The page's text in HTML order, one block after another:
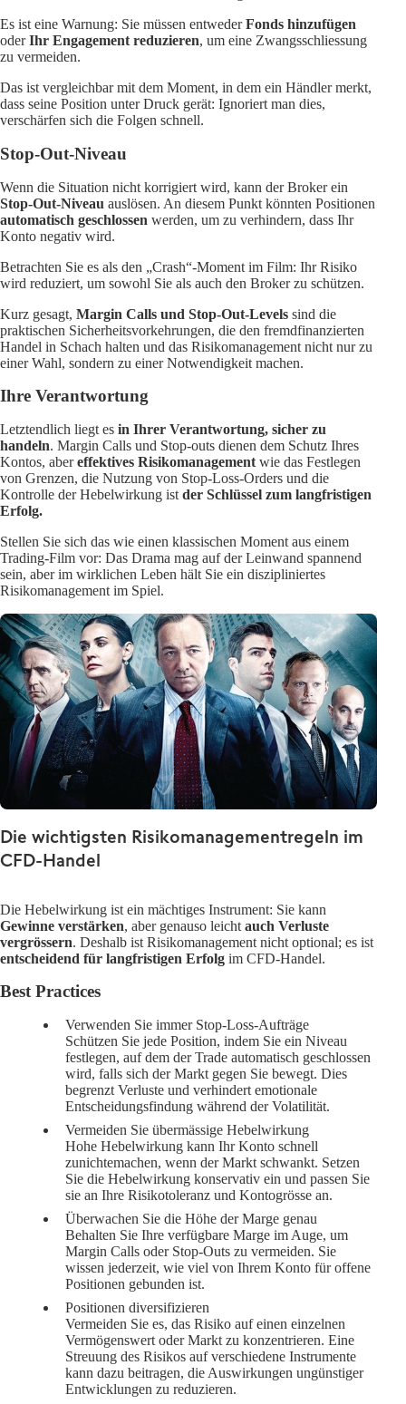
Es ist eine Warnung: Sie müssen entwederFonds hinzufügen
oderIhr Engagement reduzieren, um eine Zwangsschliessung
zu vermeiden.
Das ist vergleichbar mit dem Moment, in dem ein Händler merkt,
dass seine Position unter Druck gerät: Ignoriert man dies,
verschärfen sich die Folgen schnell.
Stop-Out-Niveau
Wenn die Situation nicht korrigiert wird, kann der Broker ein
Stop-Out-Niveau auslösen. An diesem Punkt könnten Positionen
automatisch geschlossen werden, um zu verhindern, dass Ihr
Konto negativ wird.
Betrachten Sie es als den „Crash“-Moment im Film: Ihr Risiko
wird reduziert, um sowohl Sie als auch den Broker zu schützen.
Kurz gesagt, Margin Calls und Stop-Out-Levels sind die
praktischen Sicherheitsvorkehrungen, die den fremdfinanzierten
Handel in Schach halten und das Risikomanagement nicht nur zu
einer Wahl, sondern zu einer Notwendigkeit machen.
Ihre Verantwortung
Letztendlich liegt es in Ihrer Verantwortung, sicher zu
handeln. Margin Calls und Stop-outs dienen dem Schutz Ihres
Kontos, abereffektives Risikomanagement wie das Festlegen
von Grenzen, die Nutzung von Stop-Loss-Orders und die
Kontrolle der Hebelwirkung ist der Schlüssel zum langfristigen
Erfolg.
Stellen Sie sich das wie einen klassischen Moment aus einem
Trading-Film vor: Das Drama mag auf der Leinwand spannend
sein, aber im wirklichen Leben hält Sie ein diszipliniertes
Risikomanagement im Spiel.
Die wichtigsten Risikomanagementregeln im
CFD-Handel
Die Hebelwirkung ist ein mächtiges Instrument: Sie kann
Gewinne verstärken, aber genauso leicht auch Verluste
vergrössern. Deshalb ist Risikomanagement nicht optional; es ist
entscheidend für langfristigen Erfolg im CFD-Handel.
Best Practices
Verwenden Sie immer Stop-Loss-Aufträge
Schützen Sie jede Position, indem Sie ein Niveau
festlegen, auf dem der Trade automatisch geschlossen
wird, falls sich der Markt gegen Sie bewegt. Dies
begrenzt Verluste und verhindert emotionale
Entscheidungsfindung während der Volatilität.
Vermeiden Sie übermässige Hebelwirkung
Hohe Hebelwirkung kann Ihr Konto schnell
zunichtemachen, wenn der Markt schwankt. Setzen
Sie die Hebelwirkung konservativ ein und passen Sie
sie an Ihre Risikotoleranz und Kontogrösse an.
Überwachen Sie die Höhe der Marge genau
Behalten Sie Ihre verfügbare Marge im Auge, um
Margin Calls oder Stop-Outs zu vermeiden. Sie
wissen jederzeit, wie viel von Ihrem Konto für offene
Positionen gebunden ist.
Positionen diversifizieren
Vermeiden Sie es, das Risiko auf einen einzelnen
Vermögenswert oder Markt zu konzentrieren. Eine
Streuung des Risikos auf verschiedene Instrumente
kann dazu beitragen, die Auswirkungen ungünstiger
Entwicklungen zu reduzieren.